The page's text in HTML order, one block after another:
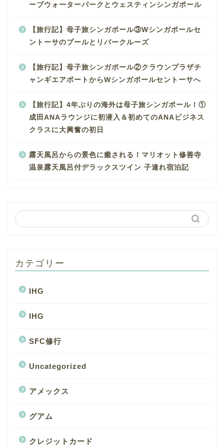
ーブウォーターパークとウェスティンシンガポール
【旅行記】母子旅シンガポール③Wシンガポールセ
ントーサのプールとリバークルーズ
【旅行記】母子旅シンガポール②クラウンプラザチ
ャンギエアポートからWシンガポールセントーサへ
【旅行記】4年ぶりの海外は母子旅シンガポール！①
成田ANAラウンジに初潜入＆初めてのANAビジネス
クラスに大興奮の初日
露天風呂からの景色に癒される！マリオット修善寺
温泉露天風呂付デラックスツイン 子連れ宿泊記
カテゴリー
IHG
IHG
SFC修行
Uncategorized
アメックス
グアム
クレジットカード